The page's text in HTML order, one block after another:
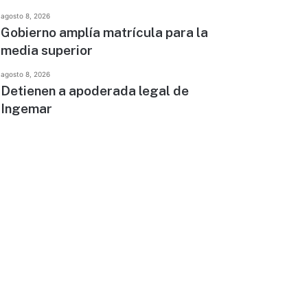
agosto 8, 2026
Gobierno amplía matrícula para la
media superior
agosto 8, 2026
Detienen a apoderada legal de
Ingemar